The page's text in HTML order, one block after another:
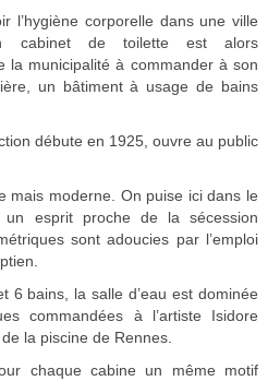
cabinet de toilette est alors
la municipalité à commander à son
un bâtiment à usage de bains
débute en 1925, ouvre au public
mais moderne. On puise ici dans le
esprit proche de la sécession
sont adoucies par l’emploi
6 bains, la salle d’eau est dominée
commandées à l’artiste Isidore
la piscine de Rennes.
chaque cabine un même motif